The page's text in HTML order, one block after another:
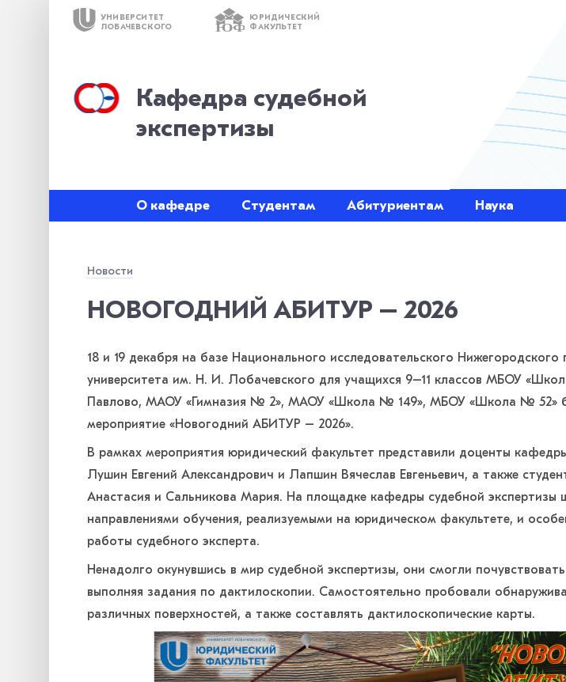
УНИВЕРСИТЕТ
ЛОБАЧЕВСКОГО
ЮФ
ЮРИДИЧЕСКИЙ
ФАКУЛЬТЕТ
Кафедра судебной
экспертизы
О кафедре Студентам Абитуриентам Наука
Новости
НОВОГОДНИЙ АБИТУР – 2026
18 и 19 декабря на базе Национального исследовательского Нижегородского
университета им. Н. И. Лобачевского для учащихся 9–11 классов МБОУ
Павлово, МАОУ «Гимназия № 2», МАОУ «Школа № 149», МБОУ «Школа № 52»
мероприятие «Новогодний АБИТУР – 2026».
В рамках мероприятия юридический факультет представили доценты
Лушин Евгений Александрович и Лапшин Вячеслав Евгеньевич, а также
Анастасия и Сальникова Мария. На площадке кафедры судебной экспертизы
направлениями обучения, реализуемыми на юридическом факультете, и
работы судебного эксперта.
Ненадолго окунувшись в мир судебной экспертизы, они смогли
выполняя задания по дактилоскопии. Самостоятельно пробовали
различных поверхностей, а также составлять дактилоскопические карты.